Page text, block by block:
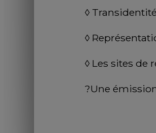
◊
◊
◊ Les sites de
?Une